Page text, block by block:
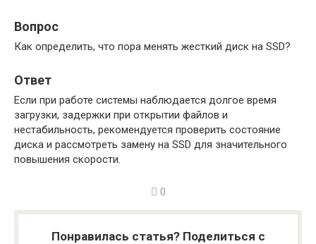
Вопрос
Как определить, что пора менять жесткий диск на SSD?
Ответ
Если при работе системы наблюдается долгое время
загрузки, задержки при открытии файлов и
нестабильность, рекомендуется проверить состояние
диска и рассмотреть замену на SSD для значительного
повышения скорости.
0
Понравилась статья? Поделиться с